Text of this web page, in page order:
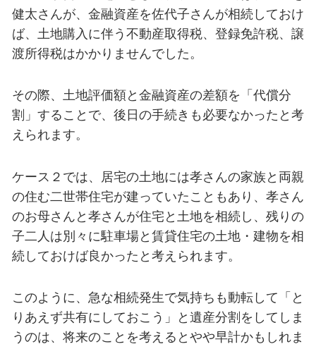
健太さんが、金融資産を佐代子さんが相続しておけ
ば、土地購入に伴う不動産取得税、登録免許税、譲
渡所得税はかかりませんでした。
その際、土地評価額と金融資産の差額を「代償分
割」することで、後日の手続きも必要なかったと考
えられます。
ケース２では、居宅の土地には孝さんの家族と両親
の住む二世帯住宅が建っていたこともあり、孝さん
のお母さんと孝さんが住宅と土地を相続し、残りの
子二人は別々に駐車場と賃貸住宅の土地・建物を相
続しておけば良かったと考えられます。
このように、急な相続発生で気持ちも動転して「と
りあえず共有にしておこう」と遺産分割をしてしま
うのは、将来のことを考えるとやや早計かもしれま